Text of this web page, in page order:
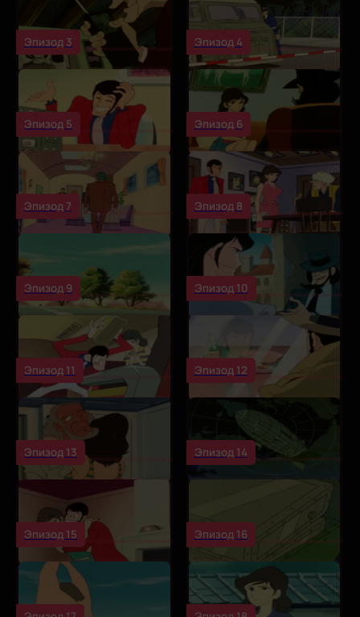
Эпизод 3 Эпизод 4
Эпизод 5 Эпизод 6
Эпизод 7 Эпизод 8
Эпизод 9 Эпизод 10
Эпизод 11 Эпизод 12
Эпизод 13 Эпизод 14
Эпизод 15 Эпизод 16